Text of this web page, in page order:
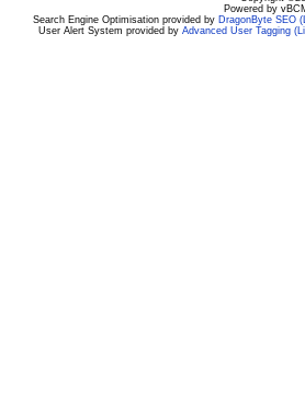
Powered by
Search Engine Optimisation provided by DragonByte SEO
User Alert System provided by Advanced User Tagging